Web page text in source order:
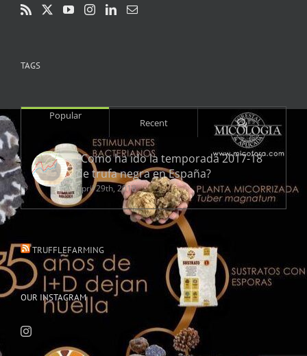
TAGS
Popular
Recent Comments
¿Como ha ido la temporada 2017-18
de trufa negra en España?
April 29th, 2018
TRUFFLEFARMING
OUR INSTAGRAM